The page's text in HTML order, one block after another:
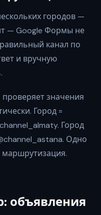
городов —
— Google Формы не
канал по
и вручную
значения
Город =
Город
Одно
маршрутизация.
объявления